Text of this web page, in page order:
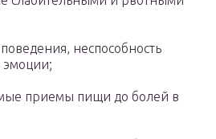
неспособность
эмоции;
приемы пищи до болей в